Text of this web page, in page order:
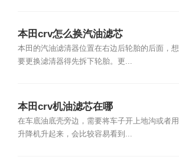
本田crv怎么换汽油滤芯
本田的汽油滤清器位置在右边后轮胎的后面，想
要更换滤清器得先拆下轮胎。更...
本田crv机油滤芯在哪
在车底油底壳旁边，需要将车子开上地沟或者用
升降机升起来，会比较容易看到...